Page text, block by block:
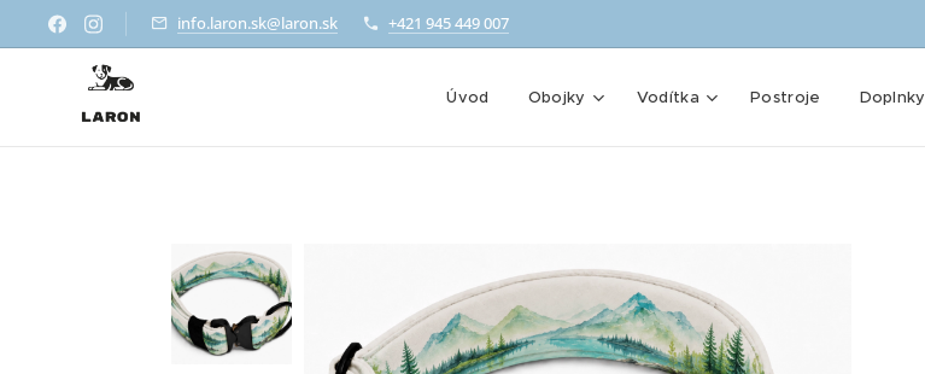
info.laron.sk@laron.sk +421 945 449 007
Úvod Obojky Vodítka Postroje Doplnky